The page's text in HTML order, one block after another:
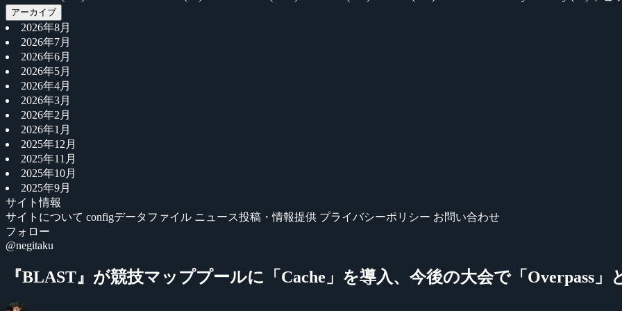
アーカイブ
2026年8月
2026年7月
2026年6月
2026年5月
2026年4月
2026年3月
2026年2月
2026年1月
2025年12月
2025年11月
2025年10月
2025年9月
サイト情報
サイトについて configデータファイル ニュース投稿・情報提供 プライバシーポリシー お問い合わせ
フォロー
@negitaku
『BLAST』が競技マッププールに「Cache」を導入、今後の大会で「Overpass」